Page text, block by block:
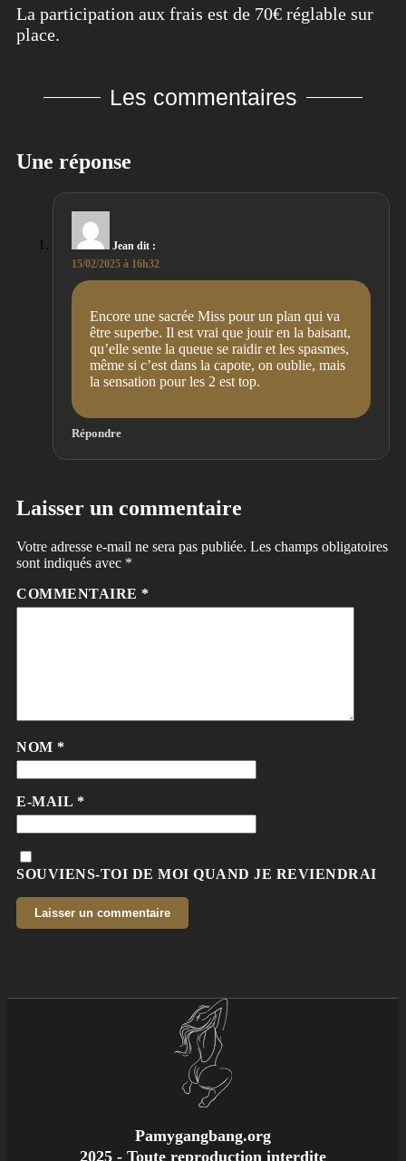
La participation aux frais est de 70€ réglable sur
place.
Les commentaires
Une réponse
Jean dit :
15/02/2025 à 16h32
Encore une sacrée Miss pour un plan qui va
être superbe. Il est vrai que jouir en la baisant,
qu’elle sente la queue se raidir et les spasmes,
même si c’est dans la capote, on oublie, mais
la sensation pour les 2 est top.
Répondre
Laisser un commentaire
Votre adresse e-mail ne sera pas publiée. Les champs obligatoires
sont indiqués avec *
COMMENTAIRE *
NOM *
E-MAIL *
SOUVIENS-TOI DE MOI QUAND JE REVIENDRAI
Pamygangbang.org
2025 - Toute reproduction interdite